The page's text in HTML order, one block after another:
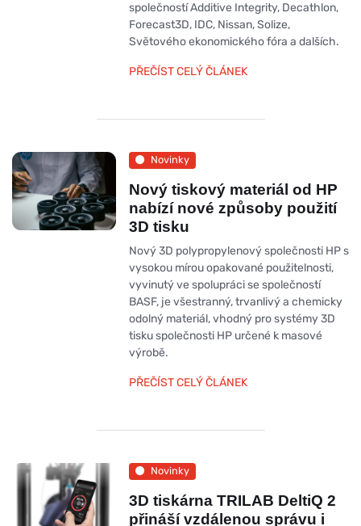
společností Additive Integrity, Decathlon,
Forecast3D, IDC, Nissan, Solize,
Světového ekonomického fóra a dalších.
PŘEČÍST CELÝ ČLÁNEK
Novinky
Nový tiskový materiál od HP
nabízí nové způsoby použití
3D tisku
Nový 3D polypropylenový společnosti HP s
vysokou mírou opakované použitelnosti,
vyvinutý ve spolupráci se společností
BASF, je všestranný, trvanlivý a chemicky
odolný materiál, vhodný pro systémy 3D
tisku společnosti HP určené k masové
výrobě.
PŘEČÍST CELÝ ČLÁNEK
Novinky
3D tiskárna TRILAB DeltiQ 2
přináší vzdálenou správu i